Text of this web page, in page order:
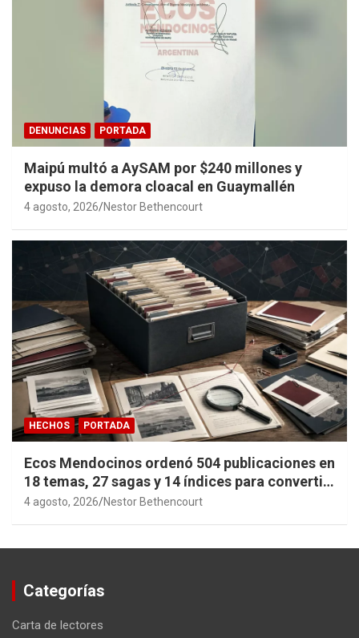
DENUNCIAS PORTADA
Maipú multó a AySAM por $240 millones y
expuso la demora cloacal en Guaymallén
4 agosto, 2026 Nestor Bethencourt
HECHOS PORTADA
Ecos Mendocinos ordenó 504 publicaciones en
18 temas, 27 sagas y 14 índices para convertir
años de investigación en memoria pública
4 agosto, 2026 Nestor Bethencourt
Categorías
Carta de lectores